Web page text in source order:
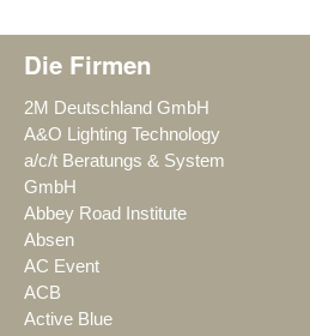
Die Firmen
2M Deutschland GmbH
A&O Lighting Technology
a/c/t Beratungs & System
GmbH
Abbey Road Institute
Absen
AC Event
ACB
Active Blue